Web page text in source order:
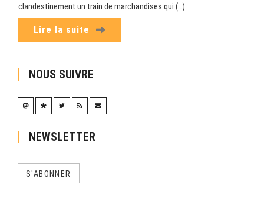
clandestinement un train de marchandises qui (…)
Lire la suite
NOUS SUIVRE
NEWSLETTER
S'ABONNER